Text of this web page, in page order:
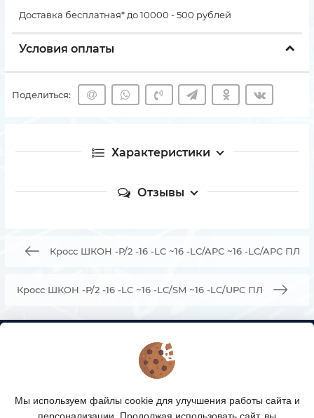
Доставка бесплатная* до 10000 - 500 рублей
Условия оплаты
Поделиться:
Характеристики
Отзывы
Кросс ШКОН -Р/2 -16 -LC ~16 -LC/APC ~16 -LC/APC ПЛ
Кросс ШКОН -Р/2 -16 -LC ~16 -LC/SM ~16 -LC/UPC ПЛ
КАТАЛОГ ТОВАРОВ
Мы используем файлы cookie для улучшения работы сайта и